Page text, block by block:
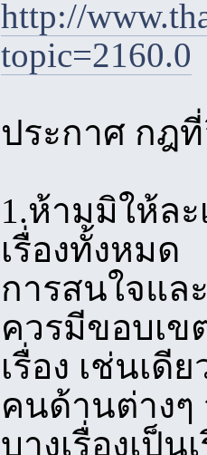
http://
topic=2160.0
ประกาศ กฎ
1.ห้ามมิให้ล
เรื่องทั้งหมด
การสนใจแล
ควรมีขอบเข
เรื่อง เช่นเ
คนด้านต่างๆ
บางเรื่องเป็น